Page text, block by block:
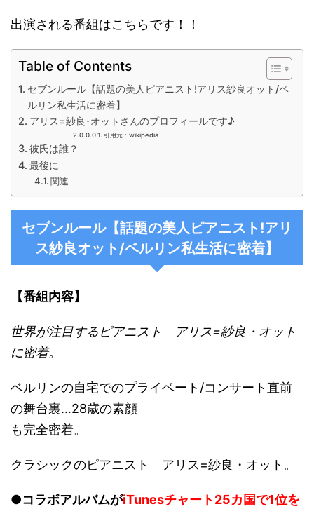
出演される番組はこちらです！！
Table of Contents
セブンルール【話題の美人ピアニスト!アリス紗良オット/ベ
ルリン私生活に密着】
アリス=紗良･オットさんのプロフィールです♪
引用元：wikipedia
彼氏は誰？
最後に
関連
セブンルール【話題の美人ピアニスト!アリ
ス紗良オット/ベルリン私生活に密着】
【番組内容】
世界が注目するピアニスト アリス=紗良・オット
に密着。
ベルリンの自宅でのプライベート/コンサート直前
の舞台裏…28歳の素顔
も完全密着。
クラシックのピアニスト アリス=紗良・オット。
●コラボアルバムがiTunesチャート25カ国で1位を